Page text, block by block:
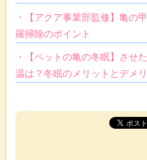
・【アクア事業部監修】亀の
羅掃除のポイント
・【ペットの亀の冬眠】させ
温は？冬眠のメリットとデメ